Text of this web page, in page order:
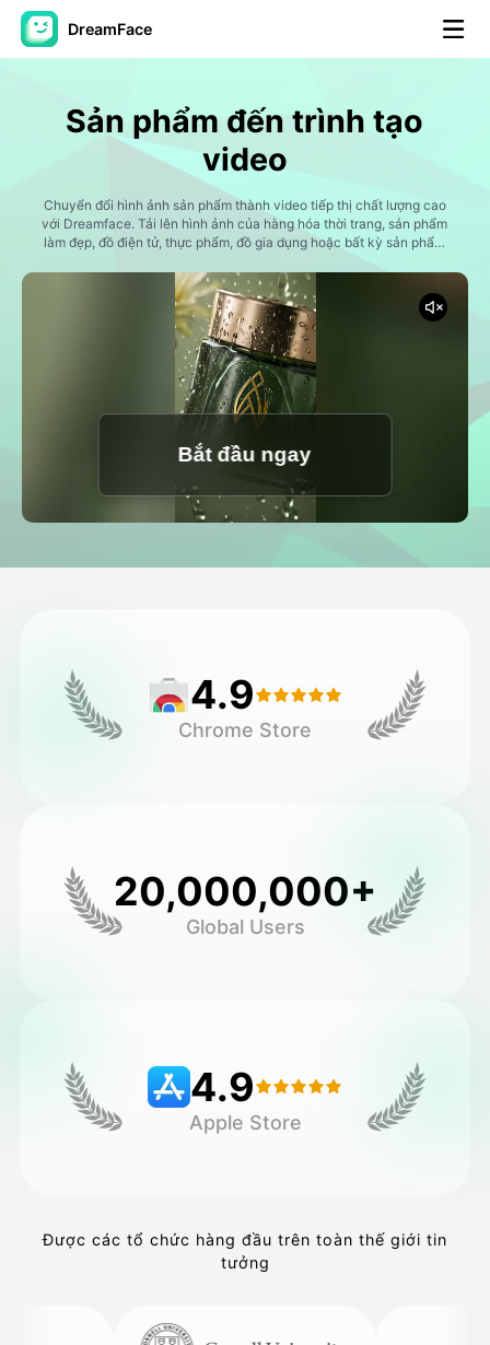
DreamFace
Công cụ trí tuệ nhân tạo
Video hình đại diện
AI Video
Hình ảnh AI ▼
Các công cụ khác
Xem tất cả công cụ
Video hình đại diện
▼
Các công cụ khác
Sản phẩm đến trình tạo
video
Chuyển đổi hình ảnh sản phẩm thành video tiếp thị chất lượng cao
với Dreamface. Tải lên hình ảnh của hàng hóa thời trang, sản phẩm
làm đẹp, đồ điện tử, thực phẩm, đồ gia dụng hoặc bất kỳ sản phẩm
giới thiệu sản phẩm, quảng cáo phong cách sống, cảnh mở hộp, cận
cảnh phim, nội dung theo phong cách người có ảnh hưởng và các
chiến dịch truyền thông xã hội được thiết kế để tăng mức độ tương
tác và thúc đẩy doanh số bán hàng.
Bắt đầu ngay
4.9
Chrome Store
20,000,000+
Global Users
4.9
Apple Store
Được các tổ chức hàng đầu trên toàn thế giới tin
tưởng